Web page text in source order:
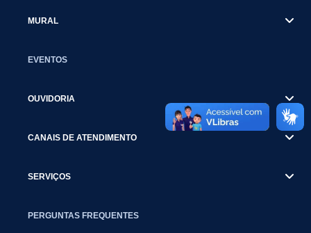
MURAL
EVENTOS
OUVIDORIA
CANAIS DE ATENDIMENTO
SERVIÇOS
PERGUNTAS FREQUENTES